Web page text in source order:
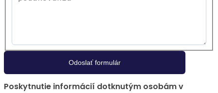
Poskytnutie informácií dotknutým osobám v